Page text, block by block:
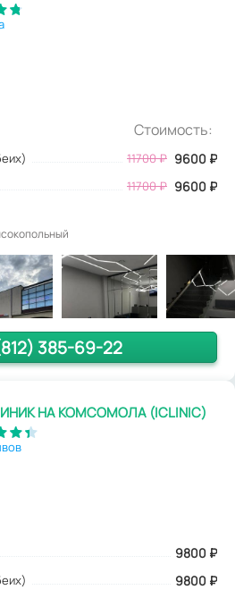
Стоимость:
11700₽ 9600 ₽
11700 ₽ 9600 ₽
385-69-22
НА КОМСОМОЛА (ICLINIC)
9800 ₽
9800 ₽